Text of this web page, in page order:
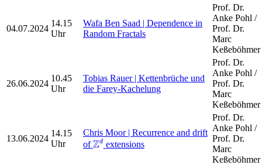
04.07.2024
14.15
Uhr
Wafa Ben Saad | Dependence in
Random Fractals
Prof. Dr.
Anke Pohl /
Prof. Dr.
Marc
Keßeböhmer
26.06.2024
10.45
Uhr
Tobias Rauer | Kettenbrüche und
die Farey-Kachelung
Prof. Dr.
Anke Pohl /
Prof. Dr.
Marc
Keßeböhmer
13.06.2024
14.15
Uhr
Chris Moor | Recurrence and drift
ofZd
Zd
extensions
Prof. Dr.
Anke Pohl /
Prof. Dr.
Marc
Keßeböhmer